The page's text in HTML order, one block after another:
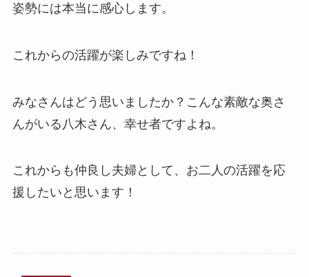
姿勢には本当に感心します。
これからの活躍が楽しみですね！
みなさんはどう思いましたか？こんな素敵な奥さ
んがいる八木さん、幸せ者ですよね。
これからも仲良し夫婦として、お二人の活躍を応
援したいと思います！